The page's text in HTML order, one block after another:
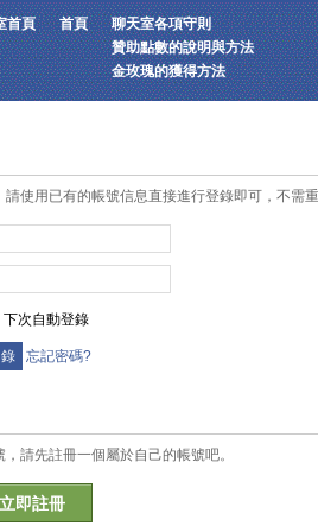
首頁 首頁
聊天室各項守則
贊助點數的說明與方法
金玫瑰的獲得方法
使用已有的帳號信息直接進行登錄即可，不需
下次自動登錄
忘記密碼?
請先註冊一個屬於自己的帳號吧。
立即註冊